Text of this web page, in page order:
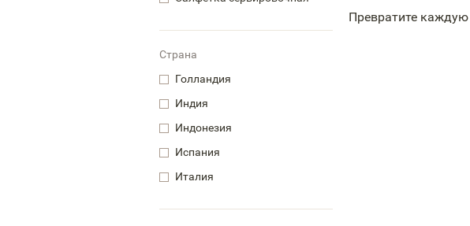
Превратите
Страна
Голландия
Индия
Индонезия
Испания
Италия